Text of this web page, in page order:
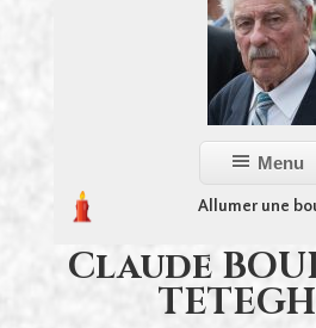
Menu
Allumer une
Claude